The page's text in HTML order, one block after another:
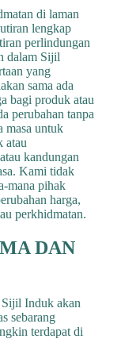
di laman
lengkap
perlindungan
dalam Sijil
yang
sama ada
bagi produk atau
perubahan tanpa
masa untuk
atau
kandungan
Kami tidak
mana pihak
harga,
perkhidmatan.
DAN
Sijil Induk akan
sebarang
terdapat di